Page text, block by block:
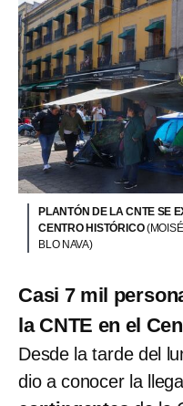
PLANTÓN DE LA CNTE SE
CENTRO HISTÓRICO
BLO NAVA)
Casi 7 mil
la CNTE en el
Desde la tarde del
dio a conocer la